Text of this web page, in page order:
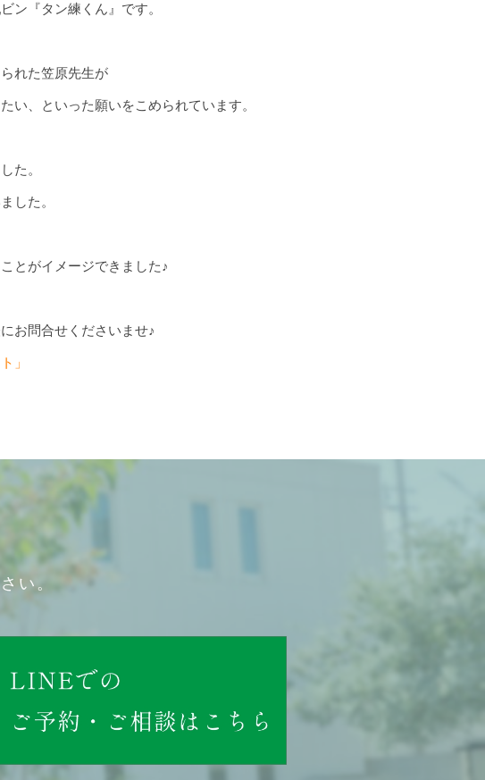
ン『タン練くん』です。
れた笠原先生が
い、といった願いをこめられています。
た。
した。
とがイメージできました♪
お問合せくださいませ♪
」
い。